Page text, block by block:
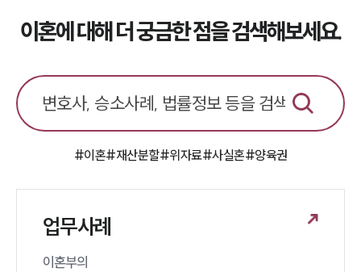
이혼에 대해 더 궁금한 점을 검색해보세요.
#이혼#재산분할#위자료#사실혼#양육권
업무사례
이혼부의